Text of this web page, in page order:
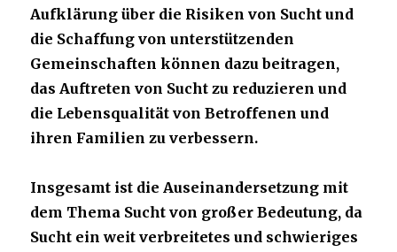
Aufklärung über die Risiken von Sucht und
die Schaffung von unterstützenden
Gemeinschaften können dazu beitragen,
das Auftreten von Sucht zu reduzieren und
die Lebensqualität von Betroffenen und
ihren Familien zu verbessern.
Insgesamt ist die Auseinandersetzung mit
dem Thema Sucht von großer Bedeutung, da
Sucht ein weit verbreitetes und schwieriges